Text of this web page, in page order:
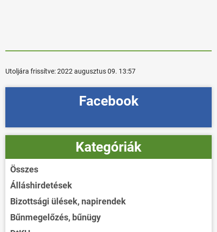
Utoljára frissítve:2022 augusztus 09. 13:57
Facebook
Kategóriák
Összes
Álláshirdetések
Bizottsági ülések, napirendek
Bűnmegelőzés, bűnügy